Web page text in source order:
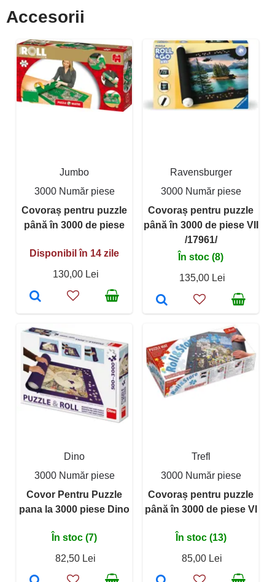
Accesorii
Jumbo
3000 Număr piese
Covoraș pentru puzzle
până în 3000 de piese
Disponibil în 14 zile
130,00 Lei
Ravensburger
3000 Număr piese
Covoraș pentru puzzle
până în 3000 de piese VII
/17961/
În stoc (8)
135,00 Lei
Dino
3000 Număr piese
Covor Pentru Puzzle
pana la 3000 piese Dino
În stoc (7)
82,50 Lei
Trefl
3000 Număr piese
Covoraș pentru puzzle
până în 3000 de piese VI
În stoc (13)
85,00 Lei